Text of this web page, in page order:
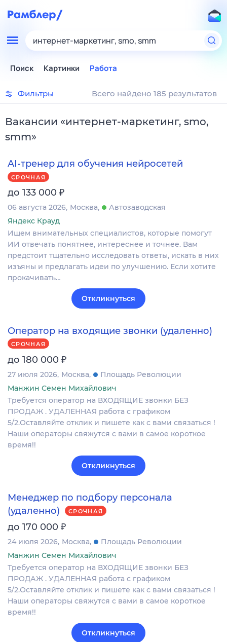
интернет-маркетинг, smo, smm
Поиск Картинки Работа
Фильтры Всего найдено 185 результатов
Вакансии «интернет-маркетинг, smo,
smm»
AI-тренер для обучения нейросетей
СРОЧНАЯ
до 133 000 ₽
06 августа 2026 Москва
Автозаводская
Яндекс Крауд
Ищем внимательных специалистов, которые помогут
ИИ отвечать понятнее, интереснее и точнее. Вам
предстоит тщательно исследовать ответы, искать в них
изъяны и предлагать идеи по улучшению. Если хотите
прокачивать…
Откликнуться
Оператор на входящие звонки (удаленно)
СРОЧНАЯ
до 180 000 ₽
27 июля 2026 Москва
Площадь Революции
Манжин Семен Михайлович
Требуется оператор на ВХОДЯЩИЕ звонки БЕЗ
ПРОДАЖ . УДАЛЕННАЯ работа с графиком
5/2.Оставляйте отклик и пишете как с вами связаться !
Наши операторы свяжутся с вами в самое короткое
время!!
Откликнуться
Менеджер по подбору персонала
(удаленно)
СРОЧНАЯ
до 170 000 ₽
24 июля 2026 Москва
Площадь Революции
Манжин Семен Михайлович
Требуется оператор на ВХОДЯЩИЕ звонки БЕЗ
ПРОДАЖ . УДАЛЕННАЯ работа с графиком
5/2.Оставляйте отклик и пишете как с вами связаться !
Наши операторы свяжутся с вами в самое короткое
время!!
Откликнуться